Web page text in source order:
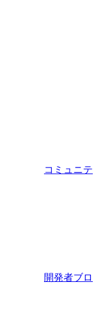
コミュニテ
開発者ブロ